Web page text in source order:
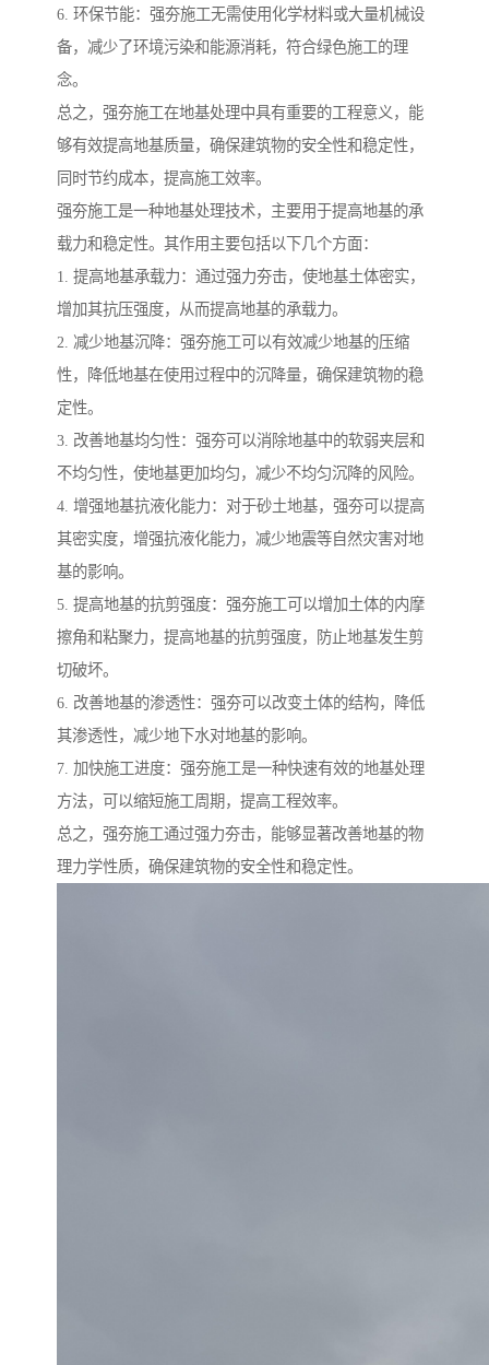
6. 环保节能：强夯施工无需使用化学材料或大量机械设
备，减少了环境污染和能源消耗，符合绿色施工的理
念。
总之，强夯施工在地基处理中具有重要的工程意义，能
够有效提高地基质量，确保建筑物的安全性和稳定性，
同时节约成本，提高施工效率。
强夯施工是一种地基处理技术，主要用于提高地基的承
载力和稳定性。其作用主要包括以下几个方面：
1. 提高地基承载力：通过强力夯击，使地基土体密实，
增加其抗压强度，从而提高地基的承载力。
2. 减少地基沉降：强夯施工可以有效减少地基的压缩
性，降低地基在使用过程中的沉降量，确保建筑物的稳
定性。
3. 改善地基均匀性：强夯可以消除地基中的软弱夹层和
不均匀性，使地基更加均匀，减少不均匀沉降的风险。
4. 增强地基抗液化能力：对于砂土地基，强夯可以提高
其密实度，增强抗液化能力，减少地震等自然灾害对地
基的影响。
5. 提高地基的抗剪强度：强夯施工可以增加土体的内摩
擦角和粘聚力，提高地基的抗剪强度，防止地基发生剪
切破坏。
6. 改善地基的渗透性：强夯可以改变土体的结构，降低
其渗透性，减少地下水对地基的影响。
7. 加快施工进度：强夯施工是一种快速有效的地基处理
方法，可以缩短施工周期，提高工程效率。
总之，强夯施工通过强力夯击，能够显著改善地基的物
理力学性质，确保建筑物的安全性和稳定性。